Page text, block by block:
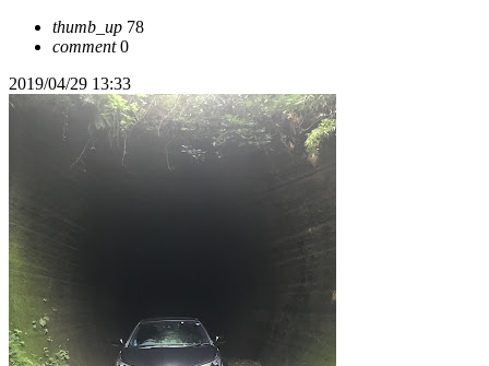
thumb_up 78
comment0
2019/04/29 13:33